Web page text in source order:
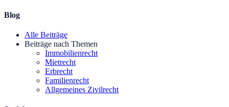
Blog
Alle Beiträge
Beiträge nach Themen
Immobilienrecht
Mietrecht
Erbrecht
Familienrecht
Allgemeines Zivilrecht